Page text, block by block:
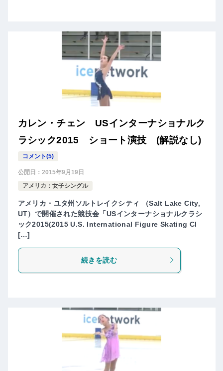
カレン・チェン USインターナショナルク
ラシック2015 ショート演技 (解説なし)
コメント(5)
公開日： 2015年9月19日
アメリカ：女子シングル
アメリカ・ユタ州ソルトレイクシティ （Salt Lake City,
UT）で開催された競技会「USインターナショナルクラシ
ック2015(2015 U.S. International Figure Skating Cl
[…]
続きを読む